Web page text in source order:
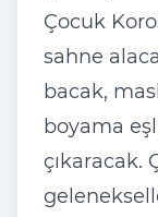
Çocuk
sahne
bacak,
boyama
çıkaracak.